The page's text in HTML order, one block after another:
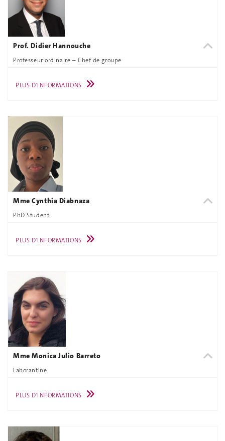
Prof. Didier Hannouche
Professeur ordinaire – Chef de groupe
PLUS D'INFORMATIONS
Mme Cynthia Diabnaza
PhD Student
PLUS D'INFORMATIONS
Mme Monica Julio Barreto
Laborantine
PLUS D'INFORMATIONS